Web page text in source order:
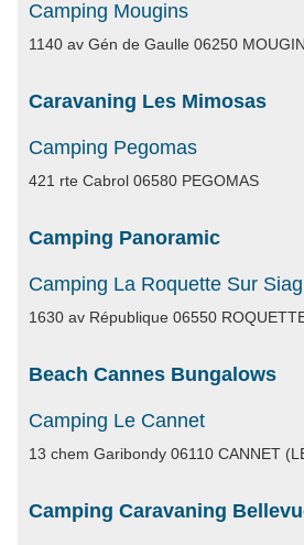
Camping Mougins
1140 av Gén de Gaulle 06250
Caravaning Les Mimosas
Camping Pegomas
421 rte Cabrol 06580 PEGOMAS
Camping Panoramic
Camping La Roquette Sur
1630 av République 06550
Beach Cannes Bungalows
Camping Le Cannet
13 chem Garibondy 06110 CANNET
Camping Caravaning